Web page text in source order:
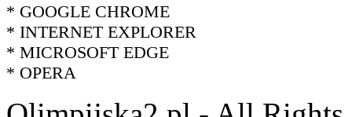
* GOOGLE CHROME
* INTERNET EXPLORER
* MICROSOFT EDGE
* OPERA